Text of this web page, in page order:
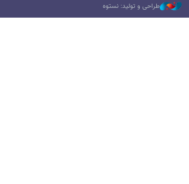
طراحی و تولید: نستوه